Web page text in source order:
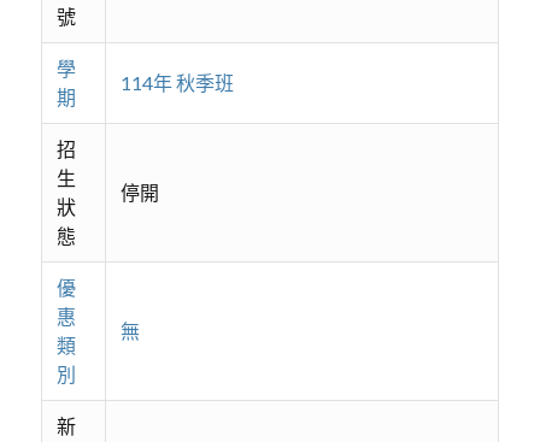
號
學
期
114年 秋季班
招
生
狀
態
停開
優
惠
類
別
無
新